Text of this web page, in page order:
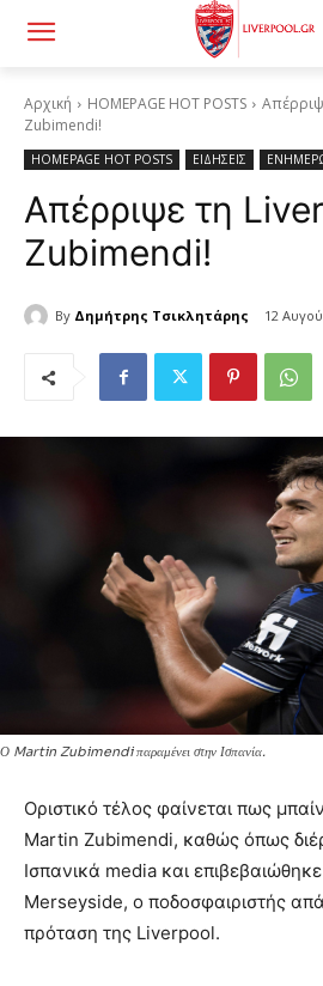
Αρχική HOMEPAGE HOT POSTS
Zubimendi!
HOMEPAGE HOT POSTS ΕΙΔΗΣΕΙΣ
Απέρριψε τη
Zubimendi!
By Δημήτρης Τσικλητάρης 12
Ο Martin Zubimendi παραμένει στην Ισπανία.
Οριστικό τέλος φαίνεται πως
Martin Zubimendi, καθώς όπως
Ισπανικά media και
Merseyside, ο ποδοσφαιριστής
πρόταση της Liverpool.